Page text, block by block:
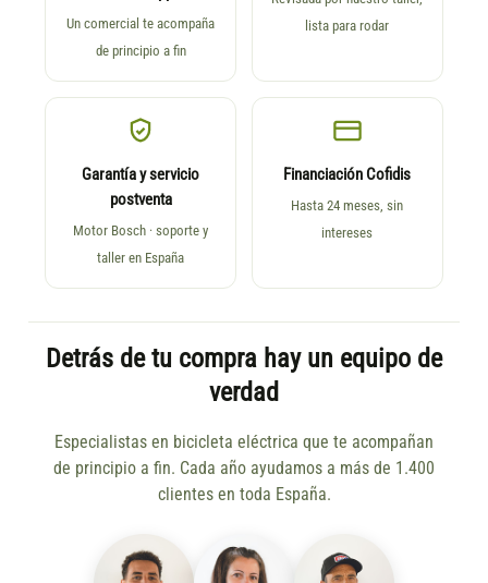
Un comercial te acompaña
de principio a fin
lista para rodar
Garantía y servicio
postventa
Motor Bosch · soporte y
taller en España
Financiación Cofidis
Hasta 24 meses, sin
intereses
Detrás de tu compra hay un equipo de
verdad
Especialistas en bicicleta eléctrica que te acompañan
de principio a fin. Cada año ayudamos a más de 1.400
clientes en toda España.